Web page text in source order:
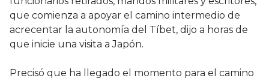
que comienza a apoyar el camino intermedio de
acrecentar la autonomía del Tíbet, dijo a horas de
que inicie una visita a Japón.
Precisó que ha llegado el momento para el camino